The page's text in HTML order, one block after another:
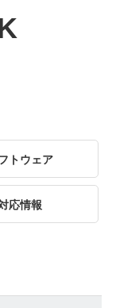
トウェア
応情報